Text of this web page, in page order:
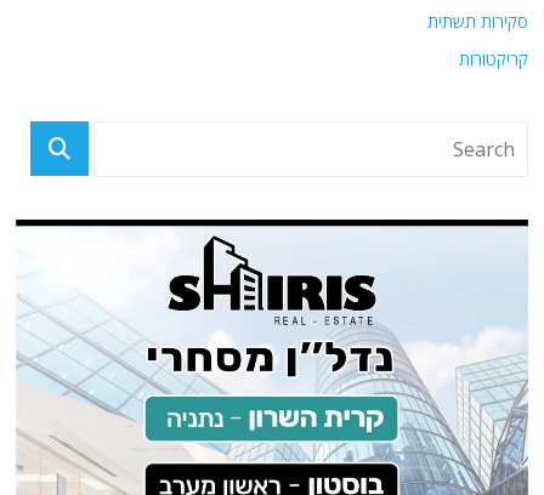
סקירות תשתית
קריקטורות